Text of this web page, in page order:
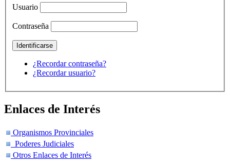
Usuario
Contraseña
¿Recordar contraseña?
¿Recordar usuario?
Enlaces de Interés
Organismos Provinciales
Poderes Judiciales
Otros Enlaces de Interés